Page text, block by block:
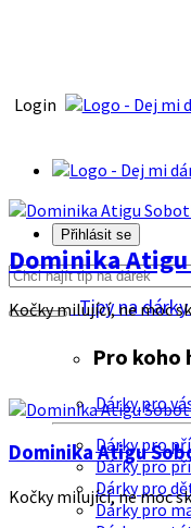
Login
Přihlásit se
Tipy na dárky
Pro koho
Dárky pro
Dárky pro
Dárky pro
Dárky pro
Dárky pro
Dominika
Kočky milující, ne moc
Dominika Atigu
Kočky milující, ne moc